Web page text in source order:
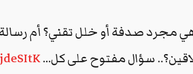
مجرد صدفة أو خلل تقني؟ أم
سؤال مفتوح على كل…